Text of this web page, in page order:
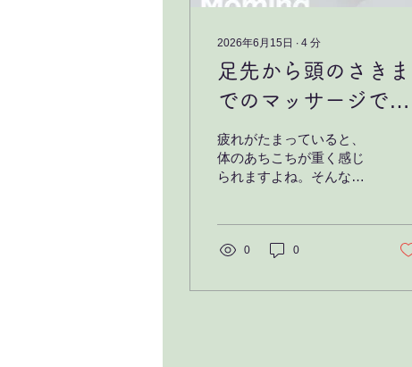
2026年6月15日 ∙ 4 分
足先から頭のさきま
でのマッサージで全
身リフレッシュ
疲れがたまっていると、
体のあちこちが重く感じ
られますよね。そんな
ります。今回は、全身を
ージの魅力と効果と出張
0 0